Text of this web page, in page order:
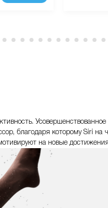
благодаря которому Siri на
на новые